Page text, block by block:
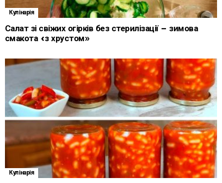
Кулінарія
Салат зі свіжих огірків без стерилізації – зимова
смакота «з хрустом»
Кулінарія